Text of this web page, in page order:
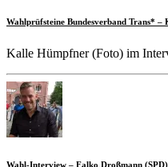
Wahlprüfsteine Bundesverband Trans* –
Kalle Hümpfner (Foto) im
Wahl-Interview – Falko Droßmann (SPD)